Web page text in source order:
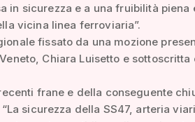
in sicurezza e a una fruibilità piena
vicina linea ferroviaria”.
fissato da una mozione
Chiara Luisetto e sottoscritta
frane e della conseguente
sicurezza della SS47, arteria